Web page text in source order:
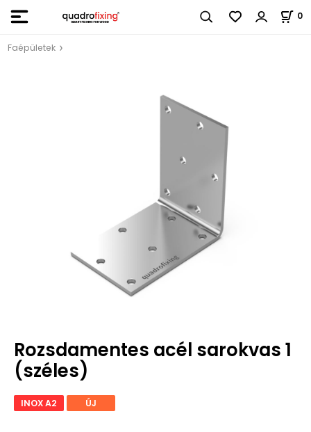
0
Faépületek
Rozsdamentes acél sarokvas 1
(széles)
INOX A2 ÚJ